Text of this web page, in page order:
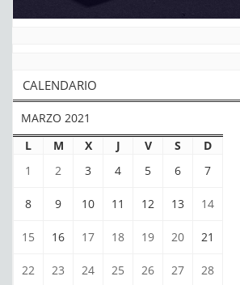
CALENDARIO
MARZO 2021
L
M X J V S
D
1
2 3 4 5 6 7
8 9 10 11 12 13 14
15 16 17 18 19 20 21
22 23 24 25 26 27 28